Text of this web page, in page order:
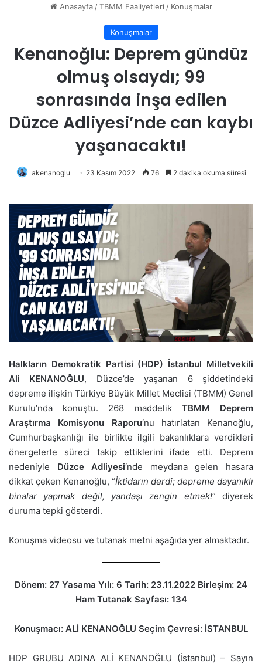
Anasayfa / TBMM Faaliyetleri / Konuşmalar
Konuşmalar
Kenanoğlu: Deprem gündüz
olmuş olsaydı; 99
sonrasında inşa edilen
Düzce Adliyesi’nde can kaybı
yaşanacaktı!
akenanoglu 23 Kasım 2022 76 2 dakika okuma süresi
Halkların Demokratik Partisi (HDP) İstanbul Milletvekili
Ali KENANOĞLU, Düzce’de yaşanan 6 şiddetindeki
depreme ilişkin Türkiye Büyük Millet Meclisi (TBMM) Genel
Kurulu’nda konuştu. 268 maddelik TBMM Deprem
Araştırma Komisyonu Raporu‘nu hatırlatan Kenanoğlu,
Cumhurbaşkanlığı ile birlikte ilgili bakanlıklara verdikleri
önergelerle süreci takip ettiklerini ifade etti. Deprem
nedeniyle Düzce Adliyesi‘nde meydana gelen hasara
dikkat çeken Kenanoğlu, “İktidarın derdi; depreme dayanıklı
binalar yapmak değil, yandaşı zengin etmek!” diyerek
duruma tepki gösterdi.
Konuşma videosu ve tutanak metni aşağıda yer almaktadır.
Dönem: 27 Yasama Yılı: 6 Tarih: 23.11.2022 Birleşim: 24
Ham Tutanak Sayfası: 134
Konuşmacı: ALİ KENANOĞLU Seçim Çevresi: İSTANBUL
HDP GRUBU ADINA ALİ KENANOĞLU (İstanbul) – Sayın